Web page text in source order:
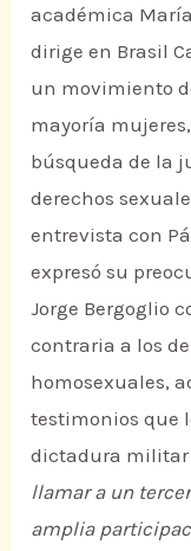
académica
dirige en Brasil
un movimiento
mayoría
búsqueda de la
derechos
entrevista con
expresó su
Jorge Bergoglio
contraria a los
homosexuales,
testimonios que
dictadura
llamar a un
amplia